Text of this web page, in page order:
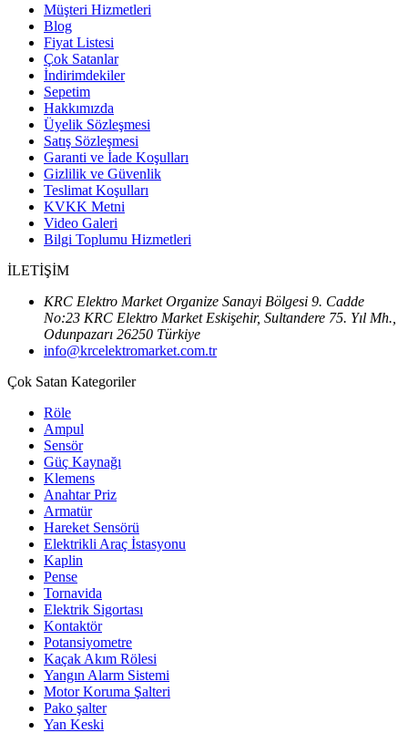
Müşteri Hizmetleri
Blog
Fiyat Listesi
Çok Satanlar
İndirimdekiler
Sepetim
Hakkımızda
Üyelik Sözleşmesi
Satış Sözleşmesi
Garanti ve İade Koşulları
Gizlilik ve Güvenlik
Teslimat Koşulları
KVKK Metni
Video Galeri
Bilgi Toplumu Hizmetleri
İLETİŞİM
KRC Elektro Market Organize Sanayi Bölgesi 9. Cadde
No:23 KRC Elektro Market Eskişehir, Sultandere 75. Yıl Mh.,
Odunpazarı 26250 Türkiye
info@krcelektromarket.com.tr
Çok Satan Kategoriler
Röle
Ampul
Sensör
Güç Kaynağı
Klemens
Anahtar Priz
Armatür
Hareket Sensörü
Elektrikli Araç İstasyonu
Kaplin
Pense
Tornavida
Elektrik Sigortası
Kontaktör
Potansiyometre
Kaçak Akım Rölesi
Yangın Alarm Sistemi
Motor Koruma Şalteri
Pako şalter
Yan Keski